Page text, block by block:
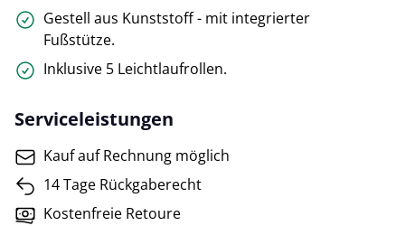
Gestell aus Kunststoff - mit integrierter
Fußstütze.
Inklusive 5 Leichtlaufrollen.
Serviceleistungen
Kauf auf Rechnung möglich
14 Tage Rückgaberecht
Kostenfreie Retoure